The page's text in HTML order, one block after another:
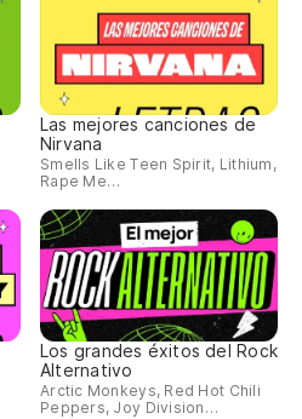
Las mejores canciones de
Nirvana
Smells Like Teen Spirit, Lithium,
Rape Me…
Los grandes éxitos del Rock
Alternativo
Arctic Monkeys, Red Hot Chili
Peppers, Joy Division…